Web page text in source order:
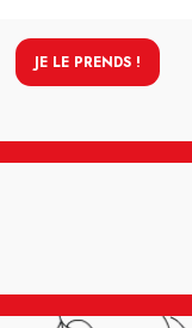
JE LE PRENDS !